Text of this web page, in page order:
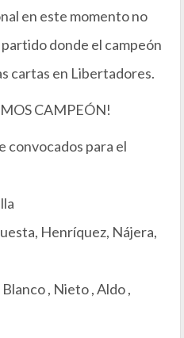
en este momento no
donde el campeón
cartas en Libertadores.
CAMPEÓN!
convocados para el
Henríquez, Nájera,
, Nieto , Aldo ,